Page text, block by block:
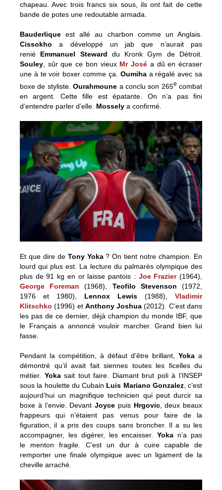
chapeau. Avec trois francs six sous, ils ont fait de cette
bande de potes une redoutable armada.
Bauderlique est allé au charbon comme un Anglais.
Cissokho a développé un jab que n’aurait pas
renié Emmanuel Steward du Kronk Gym de Détroit.
Souley , sûr que ce bon vieux Mr José a dû en écraser
une à te voir boxer comme ça. Oumihaa régalé avec sa
boxe de styliste.Ourahmoune a conclu son 265e combat
en argent. Cette fille est épatante. On n’a pas fini
d’entendre parler d’elle. Mossely a confirmé.
Et que dire de Tony Yoka? On tient notre champion. En
lourd qui plus est. La lecture du palmarès olympique des
plus de 91 kg en or laisse pantois : Joe Frazier(1964),
George Foreman (1968), Teofilo Stevenson (1972,
1976 et 1980), Lennox Lewis (1988), Vladimir
Klitschko (1996) et Anthony Joshua (2012). C’est dans
les pas de ce dernier, déjà champion du monde IBF, que
le Français a annoncé vouloir marcher. Grand bien lui
fasse.
Pendant la compétition, à défaut d’être brillant, Yoka a
démontré qu’il avait fait siennes toutes les ficelles du
métier. Yokasait tout faire. Diamant brut poli à l’INSEP
sous la houlette du Cubain Luis Mariano Gonzalez, c’est
aujourd’hui un magnifique technicien qui peut durcir sa
boxe à l’envie. Devant Joyce puis Hrgovic, deux beaux
frappeurs qui n’étaient pas venus pour faire de la
figuration, il a pris des coups sans broncher. Il a su les
accompagner, les digérer, les encaisser.Yoka n’a pas
le menton fragile. C’est un dur à cuire capable de
remporter une finale olympique avec un ligament de la
cheville arraché.